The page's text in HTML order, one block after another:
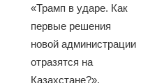
«Трамп в ударе. Как
первые решения
новой администрации
отразятся на
Казахстане?».